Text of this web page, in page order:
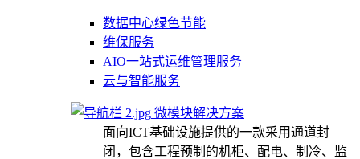
数据中心绿色节能
维保服务
AIO一站式运维管理服务
云与智能服务
微模块解决方案
面向ICT基础设施提供的一款采用通道封
闭，包含工程预制的机柜、配电、制冷、监